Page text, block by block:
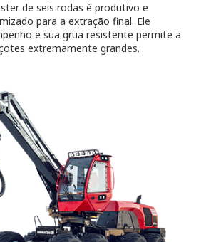
de seis rodas é produtivo e
para a extração final. Ele
e sua grua resistente permite a
extremamente grandes.